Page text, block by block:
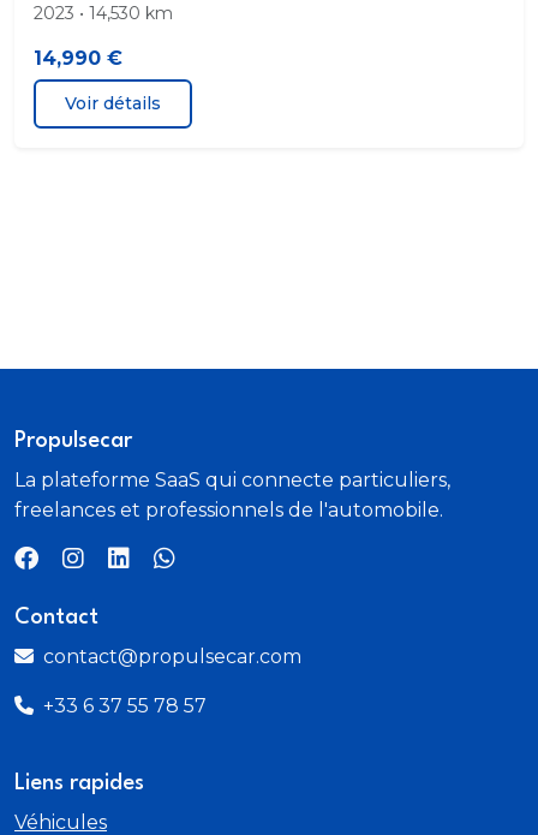
2023 • 14,530 km
14,990 €
Voir détails
Propulsecar
La plateforme SaaS qui connecte particuliers,
freelances et professionnels de l'automobile.
Contact
contact@propulsecar.com
+33 6 37 55 78 57
Liens rapides
Véhicules